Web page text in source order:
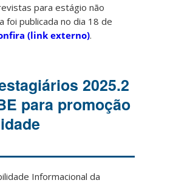
para estágio não
foi publicada no dia 18 de
(link externo).
2025.2
para promoção
Informacional da